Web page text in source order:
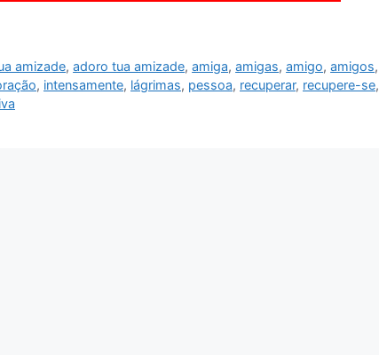
amizade,adoro tua amizade,amiga,amigas,amigo,amigos,
, intensamente, lágrimas, pessoa, recuperar, recupere-se,